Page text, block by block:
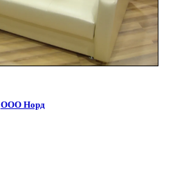
ООО Норд